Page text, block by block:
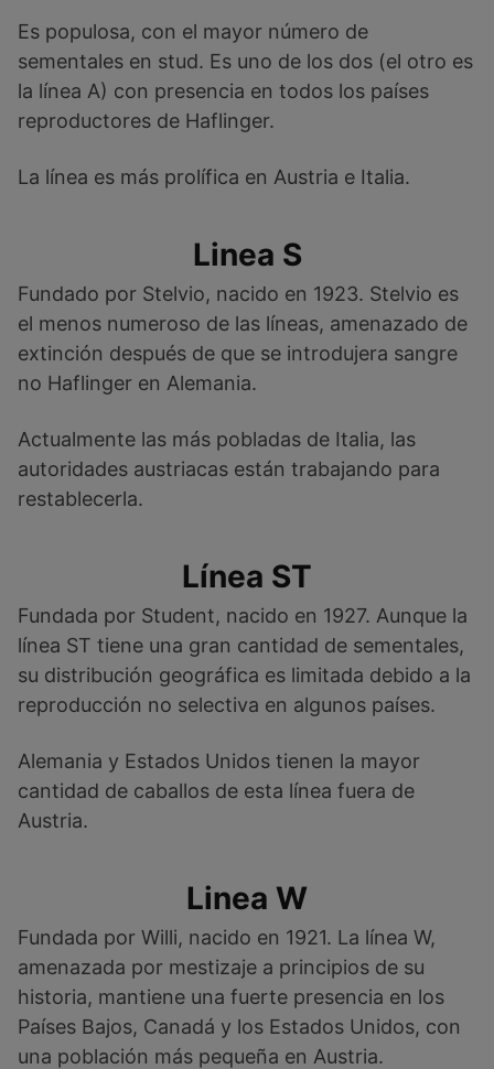
Es populosa, con el mayor número de
sementales en stud. Es uno de los dos (el otro es
la línea A) con presencia en todos los países
reproductores de Haflinger.
La línea es más prolífica en Austria e Italia.
Linea S
Fundado por Stelvio, nacido en 1923. Stelvio es
el menos numeroso de las líneas, amenazado de
extinción después de que se introdujera sangre
no Haflinger en Alemania.
Actualmente las más pobladas de Italia, las
autoridades austriacas están trabajando para
restablecerla.
Línea ST
Fundada por Student, nacido en 1927. Aunque la
línea ST tiene una gran cantidad de sementales,
su distribución geográfica es limitada debido a la
reproducción no selectiva en algunos países.
Alemania y Estados Unidos tienen la mayor
cantidad de caballos de esta línea fuera de
Austria.
Linea W
Fundada por Willi, nacido en 1921. La línea W,
amenazada por mestizaje a principios de su
historia, mantiene una fuerte presencia en los
Países Bajos, Canadá y los Estados Unidos, con
una población más pequeña en Austria.